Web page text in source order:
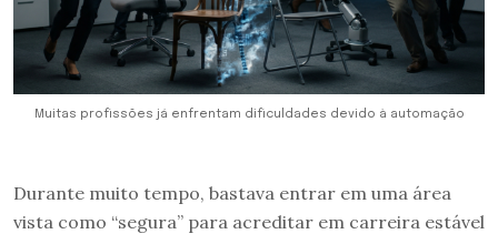
Muitas profissões já enfrentam dificuldades devido à automação
Durante muito tempo, bastava entrar em uma área
vista como “segura” para acreditar em carreira estável